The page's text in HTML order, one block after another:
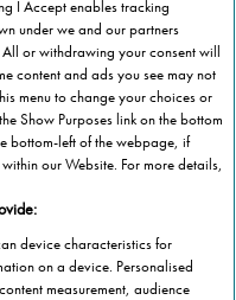
I Accept enables tracking
under we and our partners
or withdrawing your consent will
content and ads you see may not
menu to change your choices or
Show Purposes link on the bottom
bottom-left of the webpage, if
our Website. For more details,
device characteristics for
on a device. Personalised
measurement, audience